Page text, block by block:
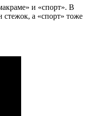
и «спорт». В
стежок, а «спорт» тоже